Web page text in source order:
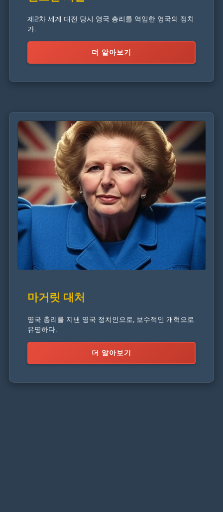
제2차 세계 대전 당시 영국 총리를 역임한 영국의 정치
가.
더 알아보기
마거릿 대처
영국 총리를 지낸 영국 정치인으로, 보수적인 개혁으로
유명하다.
더 알아보기